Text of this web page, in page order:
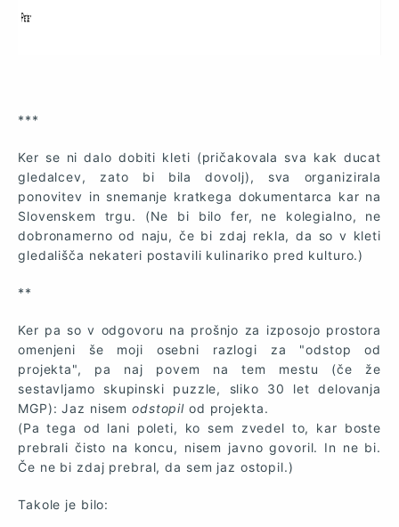
***
Ker se ni dalo dobiti kleti (pričakovala sva kak ducat
gledalcev, zato bi bila dovolj), sva organizirala
ponovitev in snemanje kratkega dokumentarca kar na
Slovenskem trgu. (Ne bi bilo fer, ne kolegialno, ne
dobronamerno od naju, če bi zdaj rekla, da so v kleti
gledališča nekateri postavili kulinariko pred kulturo.)
**
Ker pa so v odgovoru na prošnjo za izposojo prostora
omenjeni še moji osebni razlogi za "odstop od
projekta", pa naj povem na tem mestu (če že
sestavljamo skupinski puzzle, sliko 30 let delovanja
MGP): Jaz nisem odstopil od projekta.
(Pa tega od lani poleti, ko sem zvedel to, kar boste
prebrali čisto na koncu, nisem javno govoril. In ne bi.
Če ne bi zdaj prebral, da sem jaz ostopil.)
Takole je bilo: